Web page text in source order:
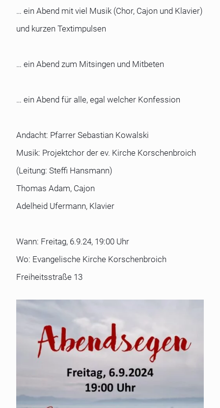
… ein Abend mit viel Musik (Chor, Cajon und Klavier)
und kurzen Textimpulsen
… ein Abend zum Mitsingen und Mitbeten
… ein Abend für alle, egal welcher Konfession
Andacht: Pfarrer Sebastian Kowalski
Musik: Projektchor der ev. Kirche Korschenbroich
(Leitung: Steffi Hansmann)
Thomas Adam, Cajon
Adelheid Ufermann, Klavier
Wann: Freitag, 6.9.24, 19:00 Uhr
Wo: Evangelische Kirche Korschenbroich
Freiheitsstraße 13